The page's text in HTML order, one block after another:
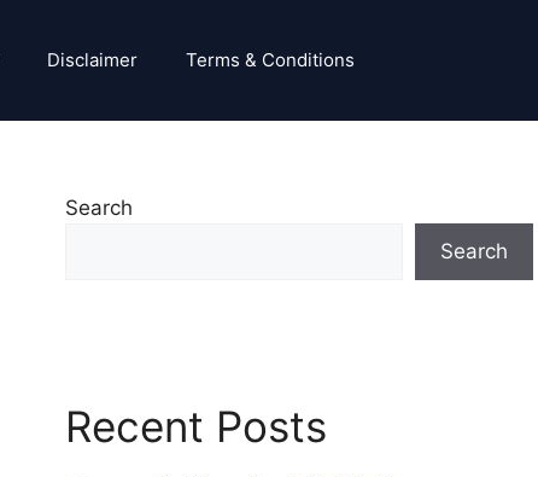
Disclaimer Terms & Conditions
Search
Search
Recent Posts